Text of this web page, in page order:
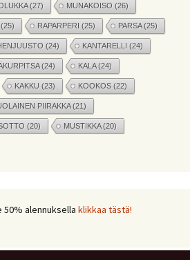
(27) MUNAKOISO (26)
RAPARPERI (25) PARSA(25)
(24) KANTARELLI (24)
(24) KALA(24)
KAKKU (23) KOOKOS (22)
PIIRAKKA(21)
(20) MUSTIKKA(20)
(17) COUSCOUS (17)
alennuksella klikkaa tästä!